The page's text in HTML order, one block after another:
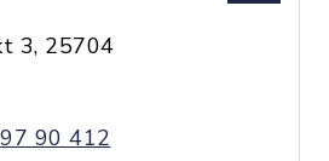
3, 25704
90 412